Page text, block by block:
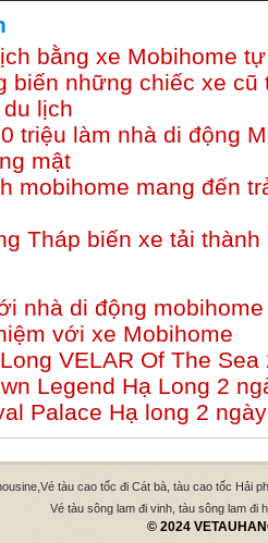
bằng xe Mobihome
biến những chiếc xe cũ
lịch
triệu làm nhà di động
mật
mobihome mang đến
Tháp biến xe tải
nhà di động mobihome
với xe Mobihome
VELAR Of The
Legend Hạ Long 2
Palace Hạ long 2
,Vé tàu cao tốc đi Cát bà, tàu cao tốc Hải
Vé tàu sông lam đi vinh, tàu sông lam đi
© 2024